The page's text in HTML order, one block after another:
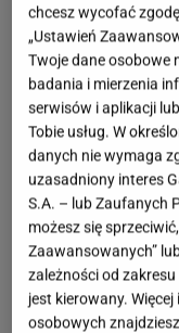
chcesz wycofać
„Ustawień
Twoje dane osobowe
badania i mierzenia
serwisów i aplikacji
Tobie usług. W
danych nie wymaga
uzasadniony interes
S.A. – lub Zaufanych
możesz się
Zaawansowanych”
zależności od
jest kierowany.
osobowych